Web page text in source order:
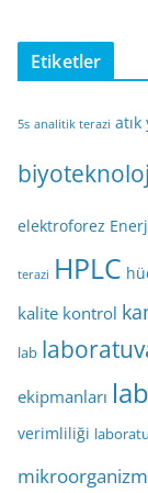
Etiketler
5s analitik terazi
elektroforez
terazi HPLC
kalite kontrol
lab
ekipmanları
verimliliği